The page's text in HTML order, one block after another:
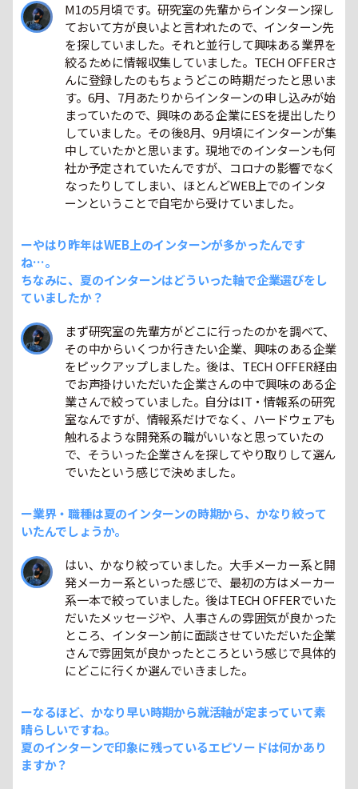
M1の5月頃です。研究室の先輩からインターン探し
ておいて方が良いよと言われたので、インターン先
を探していました。それと並行して興味ある業界を
絞るために情報収集していました。TECH OFFERさ
んに登録したのもちょうどこの時期だったと思いま
す。6月、7月あたりからインターンの申し込みが始
まっていたので、興味のある企業にESを提出したり
していました。その後8月、9月頃にインターンが集
中していたかと思います。現地でのインターンも何
社か予定されていたんですが、コロナの影響でなく
なったりしてしまい、ほとんどWEB上でのインタ
ーンということで自宅から受けていました。
ーやはり昨年はWEB上のインターンが多かったんです
ね…。
ちなみに、夏のインターンはどういった軸で企業選びをし
ていましたか？
まず研究室の先輩方がどこに行ったのかを調べて、
その中からいくつか行きたい企業、興味のある企業
をピックアップしました。後は、TECH OFFER経由
でお声掛けいただいた企業さんの中で興味のある企
業さんで絞っていました。自分はIT・情報系の研究
室なんですが、情報系だけでなく、ハードウェアも
触れるような開発系の職がいいなと思っていたの
で、そういった企業さんを探してやり取りして選ん
でいたという感じで決めました。
ー業界・職種は夏のインターンの時期から、かなり絞って
いたんでしょうか。
はい、かなり絞っていました。大手メーカー系と開
発メーカー系といった感じで、最初の方はメーカー
系一本で絞っていました。後はTECH OFFERでいた
だいたメッセージや、人事さんの雰囲気が良かった
ところ、インターン前に面談させていただいた企業
さんで雰囲気が良かったところという感じで具体的
にどこに行くか選んでいきました。
ーなるほど、かなり早い時期から就活軸が定まっていて素
晴らしいですね。
夏のインターンで印象に残っているエピソードは何かあり
ますか？